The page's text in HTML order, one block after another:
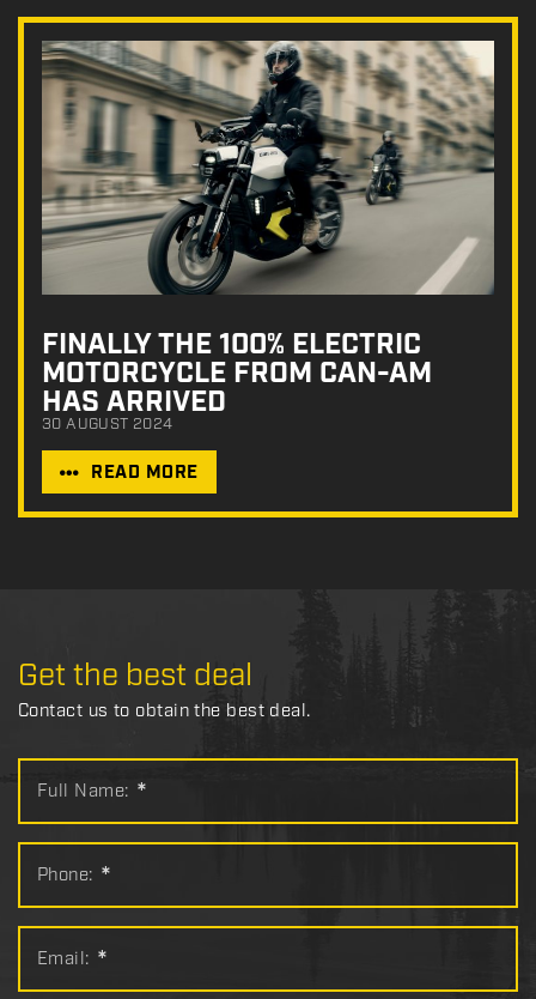
FINALLY THE 100% ELECTRIC
MOTORCYCLE FROM CAN-AM
HAS ARRIVED
30 AUGUST 2024
READ MORE
Get the best deal
Contact us to obtain the best deal.
Full Name: *
Phone: *
Email: *